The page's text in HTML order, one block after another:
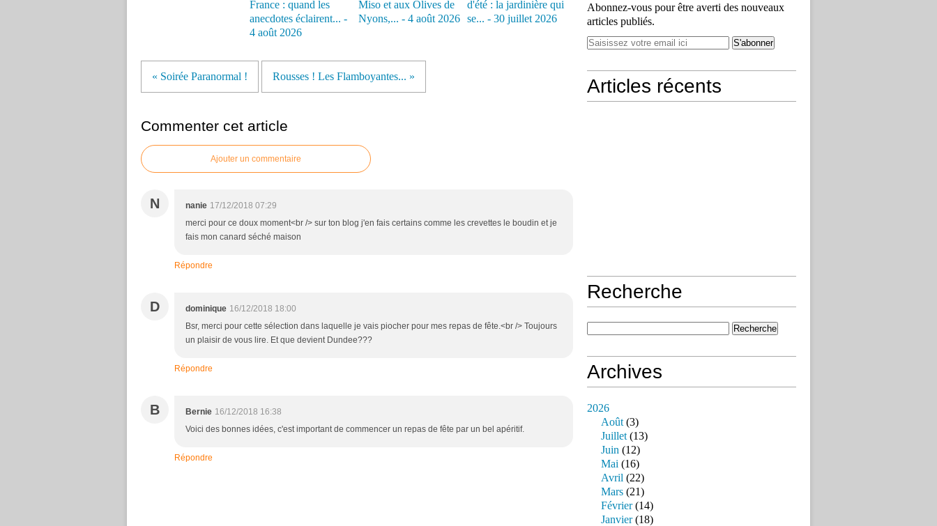
France : quand les
anecdotes éclairent... -
4 août 2026
Miso et aux Olives de
Nyons,... - 4 août 2026
d'été : la jardinière qui
se... - 30 juillet 2026
« Soirée Paranormal ! Rousses ! Les Flamboyantes... »
Commenter cet article
Ajouter un commentaire
N nanie 17/12/2018 07:29
merci pour ce doux moment<br /> sur ton blog j'en fais certains comme les crevettes le boudin et je
fais mon canard séché maison
Répondre
D dominique 16/12/2018 18:00
Bsr, merci pour cette sélection dans laquelle je vais piocher pour mes repas de fête.<br /> Toujours
un plaisir de vous lire. Et que devient Dundee???
Répondre
B Bernie 16/12/2018 16:38
Voici des bonnes idées, c'est important de commencer un repas de fête par un bel apéritif.
Répondre
Abonnez-vous pour être averti des nouveaux
articles publiés.
Articles récents
Recherche
Archives
2026
Août(3)
Juillet(13)
Juin (12)
Mai (16)
Avril (22)
Mars (21)
Février(14)
Janvier(18)